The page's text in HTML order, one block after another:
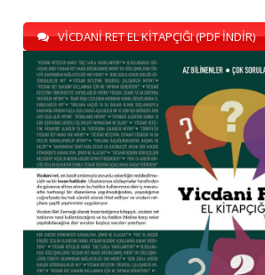
VİCDANİ RET EL KİTAPÇIĞI (PDF İNDİR)